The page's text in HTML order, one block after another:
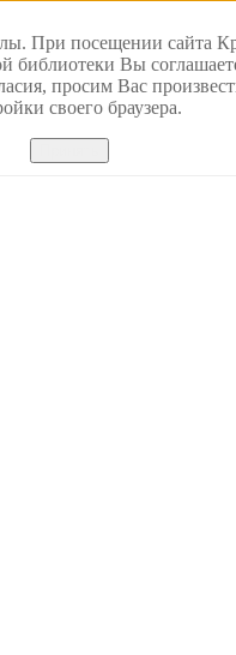
При посещении сайта
библиотеки Вы
просим Вас
своего браузера.